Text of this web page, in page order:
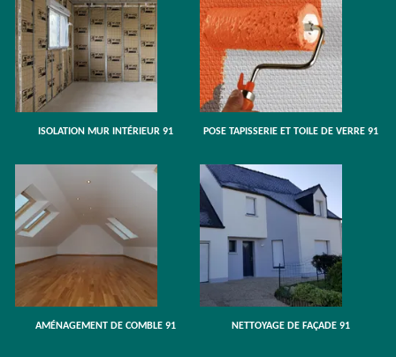
ISOLATION MUR INTÉRIEUR 91 POSE TAPISSERIE ET TOILE DE VERRE 91
AMÉNAGEMENT DE COMBLE 91 NETTOYAGE DE FAÇADE 91